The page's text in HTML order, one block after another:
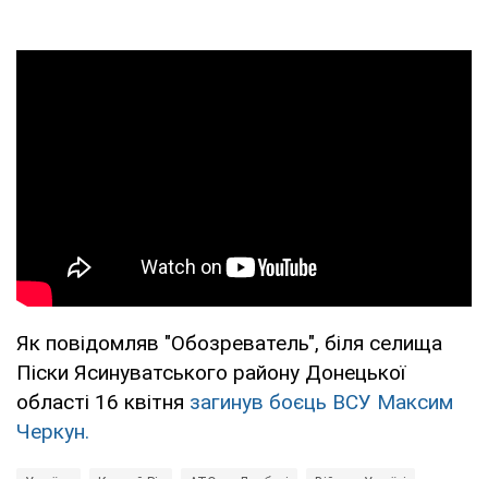
Як повідомляв "Обозреватель", біля селища
Піски Ясинуватського району Донецької
області 16 квітня загинув боєць ВСУ Максим
Черкун.